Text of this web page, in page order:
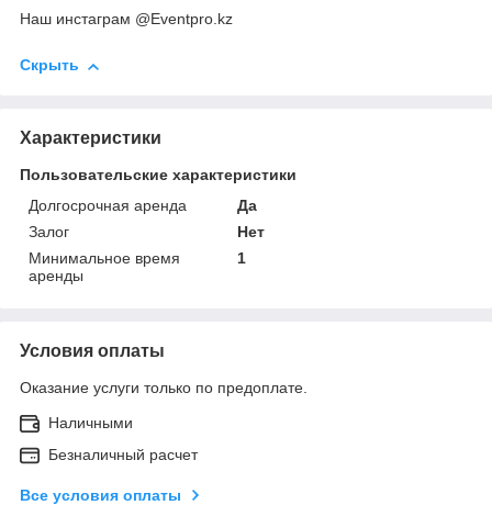
Наш инстаграм @Eventpro.kz
Скрыть
Характеристики
Пользовательские характеристики
Долгосрочная аренда
Да
Залог
Нет
Минимальное время
аренды
1
Условия оплаты
Оказание услуги только по предоплате.
Наличными
Безналичный расчет
Все условия оплаты